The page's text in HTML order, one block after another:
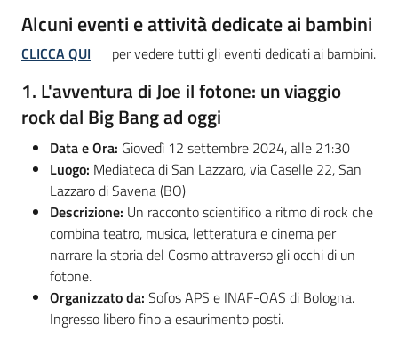
Alcuni eventi e attività dedicate ai bambini
CLICCA QUI per vedere tutti gli eventi dedicati ai bambini.
1. L'avventura di Joe il fotone: un viaggio
rock dal Big Bang ad oggi
Data e Ora: Giovedì 12 settembre 2024, alle 21:30
Luogo: Mediateca di San Lazzaro, via Caselle 22, San
Lazzaro di Savena (BO)
Descrizione: Un racconto scientifico a ritmo di rock che
combina teatro, musica, letteratura e cinema per
narrare la storia del Cosmo attraverso gli occhi di un
fotone.
Organizzato da: Sofos APS e INAF-OAS di Bologna.
Ingresso libero fino a esaurimento posti.